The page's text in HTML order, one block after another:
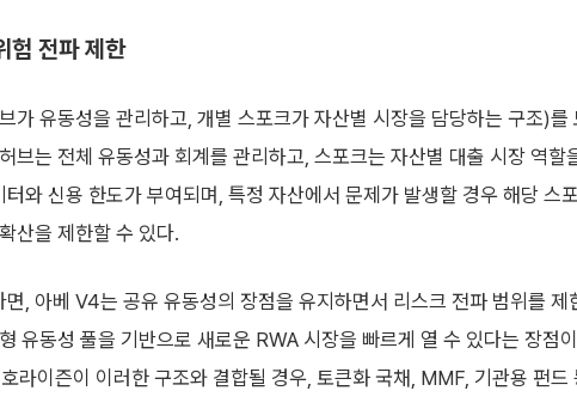
험 전파 제한
가 유동성을 관리하고, 개별 스포크가 자산별 시장을 담당하는 구조)를
브는 전체 유동성과 회계를 관리하고, 스포크는 자산별 대출 시장 역할
와 신용 한도가 부여되며, 특정 자산에서 문제가 발생할 경우 해당 스
산을 제한할 수 있다.
, 아베 V4는 공유 유동성의 장점을 유지하면서 리스크 전파 범위를 제
유동성 풀을 기반으로 새로운 RWA 시장을 빠르게 열 수 있다는 장점
라이즌이 이러한 구조와 결합될 경우, 토큰화 국채, MMF, 기관용 펀드